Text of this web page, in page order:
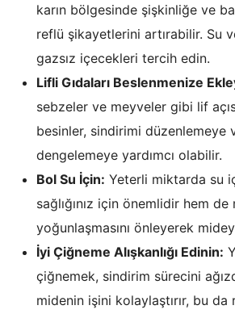
karın bölgesinde şişkinliğe ve
reflü şikayetlerini artırabilir. Su
gazsız içecekleri tercih edin.
Lifli Gıdaları Beslenmenize
sebzeler ve meyveler gibi lif
besinler, sindirimi düzenlemeye
dengelemeye yardımcı olabilir.
Bol Su İçin: Yeterli miktarda su
sağlığınız için önemlidir hem
yoğunlaşmasını önleyerek
İyi Çiğneme Alışkanlığı Edinin:
çiğnemek, sindirim sürecini
midenin işini kolaylaştırır, bu da